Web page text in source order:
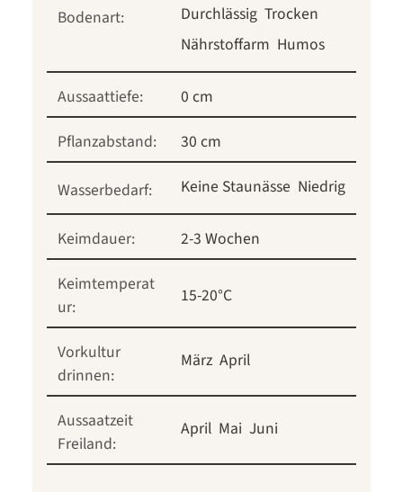
Bodenart: Durchlässig Trocken
Nährstoffarm Humos
Aussaattiefe:
0 cm
Pflanzabstand:
30 cm
Wasserbedarf: Keine Staunässe Niedrig
Keimdauer:
2-3 Wochen
Keimtemperat
ur:
15-20°C
Vorkultur
drinnen:
März April
Aussaatzeit
Freiland:
April Mai Juni